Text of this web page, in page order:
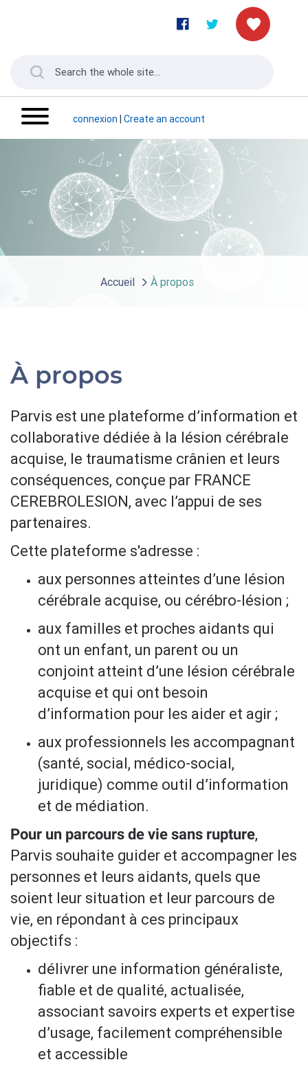
connexion | Create an account
Accueil À propos
À propos
Parvis est une plateforme d’information et
collaborative dédiée à la lésion cérébrale
acquise, le traumatisme crânien et leurs
conséquences, conçue par FRANCE
CEREBROLESION, avec l’appui de ses
partenaires.
Cette plateforme s'adresse :
aux personnes atteintes d’une lésion
cérébrale acquise, ou cérébro-lésion ;
aux familles et proches aidants qui
ont un enfant, un parent ou un
conjoint atteint d’une lésion cérébrale
acquise et qui ont besoin
d’information pour les aider et agir ;
aux professionnels les accompagnant
(santé, social, médico-social,
juridique) comme outil d’information
et de médiation.
Pour un parcours de vie sans rupture,
Parvis souhaite guider et accompagner les
personnes et leurs aidants, quels que
soient leur situation et leur parcours de
vie, en répondant à ces principaux
objectifs :
délivrer une information généraliste,
fiable et de qualité, actualisée,
associant savoirs experts et expertise
d’usage, facilement compréhensible
et accessible